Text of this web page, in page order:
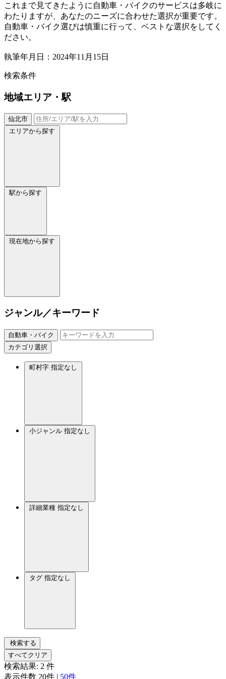
これまで見てきたように自動車・バイクのサービスは多岐に
わたりますが、あなたのニーズに合わせた選択が重要です。
自動車・バイク選びは慎重に行って、ベストな選択をしてく
ださい。
執筆年月日：2024年11月15日
検索条件
地域エリア・駅
仙北市
エリアから探す
駅から探す
現在地から探す
ジャンル／キーワード
自動車・バイク
カテゴリ選択
町村字 指定なし
小ジャンル 指定なし
詳細業種 指定なし
タグ 指定なし
検索する
すべてクリア
検索結果: 2 件
表示件数 20件 | 50件